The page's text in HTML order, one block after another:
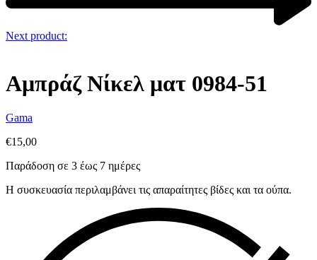
Next product:
Αμπράζ Νίκελ ματ 0984-51
Gama
€15,00
Παράδοση σε 3 έως 7 ημέρες
Η συσκευασία περιλαμβάνει τις απαραίτητες βίδες και τα ούπα.